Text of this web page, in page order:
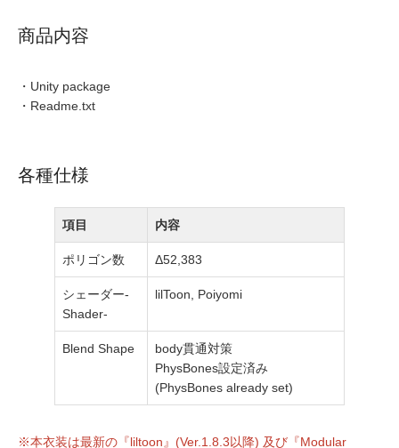
商品内容
・Unity package
・Readme.txt
各種仕様
項目 内容
ポリゴン数 Δ52,383
シェーダー-
Shader-
lilToon, Poiyomi
Blend Shape
body貫通対策
PhysBones設定済み
(PhysBones already set)
※本衣装は最新の『liltoon』(Ver.1.8.3以降) 及び『Modular